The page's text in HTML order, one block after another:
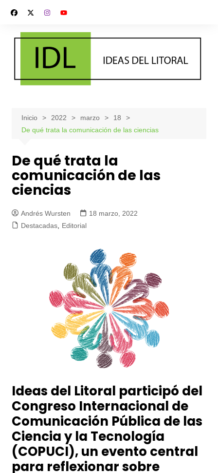
contenido
Inicio 2022 marzo
18
De qué trata la comunicación de las ciencias
De qué trata la
comunicación de las
ciencias
Andrés Wursten
18 marzo, 2022
Destacadas, Editorial
Ideas del Litoral participó del
Congreso Internacional de
Comunicación Pública de las
Ciencia y la Tecnología
(COPUCI), un evento central
para reflexionar sobre